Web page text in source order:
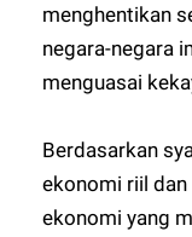
menghentikan
negara-negara
menguasai
Berdasarkan
ekonomi riil
ekonomi yang